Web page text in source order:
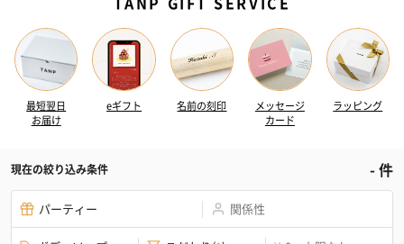
最短翌日
お届け
eギフト 名前の刻印
メッセージ
カード
ラッピング
現在の絞り込み条件 -件
パーティー 関係性